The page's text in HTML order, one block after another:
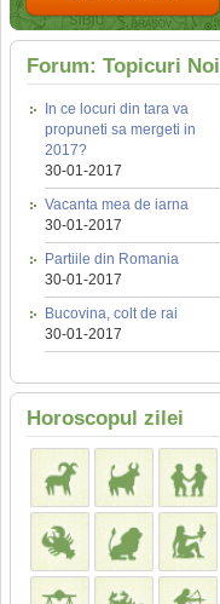
Forum: Topicuri Noi
In ce locuri din tara va
propuneti sa mergeti in
2017?
30-01-2017
Vacanta mea de iarna
30-01-2017
Partiile din Romania
30-01-2017
Bucovina, colt de rai
30-01-2017
Horoscopul zilei